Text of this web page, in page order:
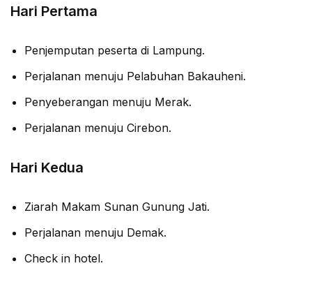
Hari Pertama
Penjemputan peserta di Lampung.
Perjalanan menuju Pelabuhan Bakauheni.
Penyeberangan menuju Merak.
Perjalanan menuju Cirebon.
Hari Kedua
Ziarah Makam Sunan Gunung Jati.
Perjalanan menuju Demak.
Check in hotel.